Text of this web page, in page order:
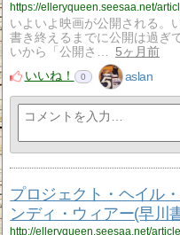
https://elleryqueen.seesaa.net/
いよいよ映画が公開される。
書き終えるまでに公開は過ぎ
いから「公開さ…
5ヶ月前
いいね！
0 aslan
プロジェクト・ヘイル
ンディ・ウィアー(早川
http://elleryqueen.seesaa.net/